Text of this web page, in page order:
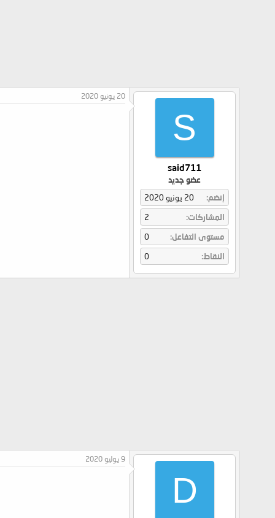
S
said711
عضو جديد
إنضم
20 يونيو 2020
المشاركات
2
مستوى التفاعل
0
النقاط
0
20 يونيو 2020
D
9 يوليو 2020